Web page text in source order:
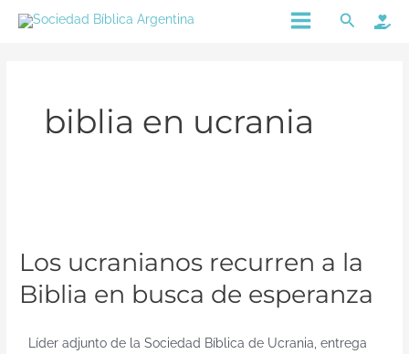
Main
Buscar
biblia en ucrania
Los ucranianos recurren a la
Biblia en busca de esperanza
Líder adjunto de la Sociedad Bíblica de Ucrania, entrega
recurren
a
la